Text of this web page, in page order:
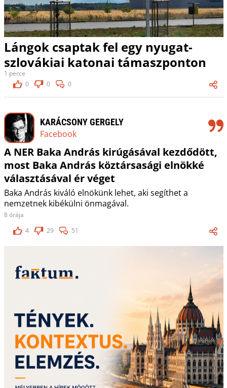
Lángok csaptak fel egy nyugat-
szlovákiai katonai támaszponton
1 perce
0
0 0
KARÁCSONY GERGELY
Facebook
A NER Baka András kirúgásával kezdődött,
most Baka András köztársasági elnökké
választásával ér véget
Baka András kiváló elnökünk lehet, aki segíthet a
nemzetnek kibékülni önmagával.
8 órája
4
29 51